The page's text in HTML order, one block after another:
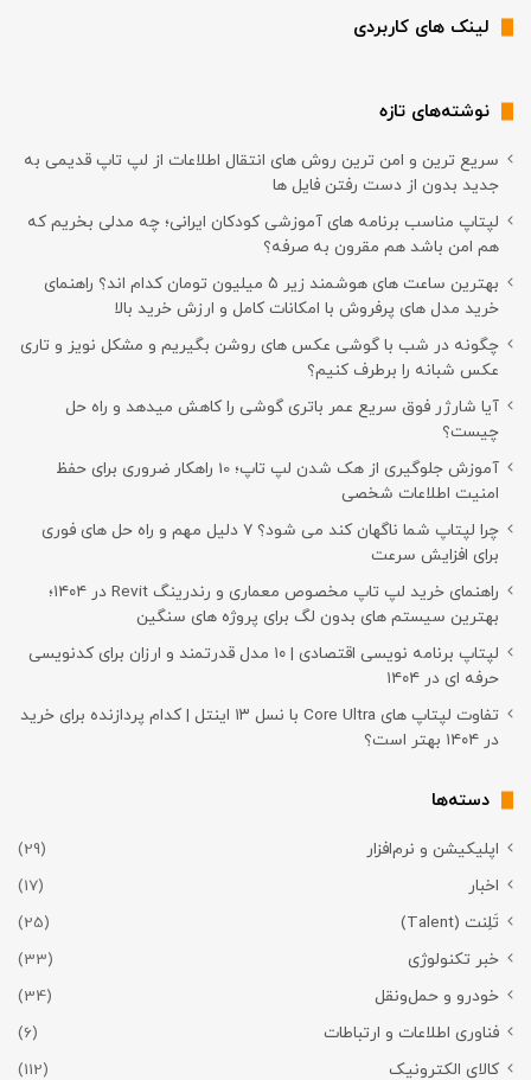
لینک های کاربردی
نوشته‌های تازه
سریع ترین و امن ترین روش های انتقال اطلاعات از لپ تاپ قدیمی به
جدید بدون از دست رفتن فایل ها
لپتاپ مناسب برنامه های آموزشی کودکان ایرانی؛ چه مدلی بخریم که
هم امن باشد هم مقرون به صرفه؟
بهترین ساعت های هوشمند زیر ۵ میلیون تومان کدام اند؟ راهنمای
خرید مدل های پرفروش با امکانات کامل و ارزش خرید بالا
چگونه در شب با گوشی عکس های روشن بگیریم و مشکل نویز و تاری
عکس شبانه را برطرف کنیم؟
آیا شارژر فوق سریع عمر باتری گوشی را کاهش میدهد و راه حل
چیست؟
آموزش جلوگیری از هک شدن لپ تاپ؛ 10 راهکار ضروری برای حفظ
امنیت اطلاعات شخصی
چرا لپتاپ شما ناگهان کند می شود؟ ۷ دلیل مهم و راه حل های فوری
برای افزایش سرعت
راهنمای خرید لپ تاپ مخصوص معماری و رندرینگ Revit در ۱۴۰۴؛
بهترین سیستم های بدون لگ برای پروژه های سنگین
لپتاپ برنامه نویسی اقتصادی | ۱۰ مدل قدرتمند و ارزان برای کدنویسی
حرفه ای در ۱۴۰۴
تفاوت لپتاپ های Core Ultra با نسل ۱۳ اینتل | کدام پردازنده برای خرید
در ۱۴۰۴ بهتر است؟
دسته‌ها
اپلیکیشن و نرم‌افزار
(29)
اخبار
(17)
تَلِنت (Talent)
(25)
خبر تکنولوژی
(33)
خودرو و حمل‌و‌نقل
(34)
فناوری اطلاعات و ارتباطات
(6)
کالای الکترونیک
(112)